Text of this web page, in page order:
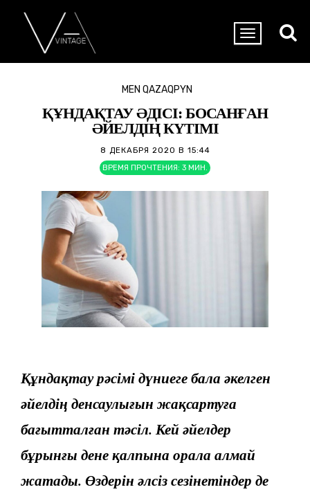
MEN QAZAQPYN
ҚҰНДАҚТАУ ӘДІСІ: БОСАНҒАН
ӘЙЕЛДІҢ КҮТІМІ
8 ДЕКАБРЯ 2020 В 15:44
ВРЕМЯ ПРОЧТЕНИЯ: 3 МИН.
Құндақтау рәсімі дүниеге бала әкелген
әйелдің денсаулығын жақсартуға
бағытталған тәсіл. Кей әйелдер
бұрынғы дене қалпына орала алмай
жатады. Өздерін әлсіз сезінетіндер де